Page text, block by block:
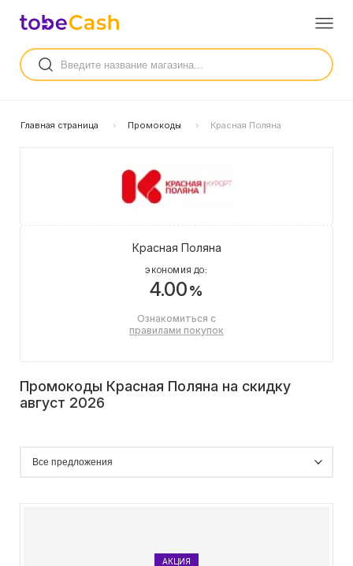
Главная страница Промокоды Красная Поляна
Красная Поляна
ЭКОНОМИЯ ДО:
4.00%
Ознакомиться с
правилами покупок
Промокоды Красная Поляна на скидку
август 2026
АКЦИЯ